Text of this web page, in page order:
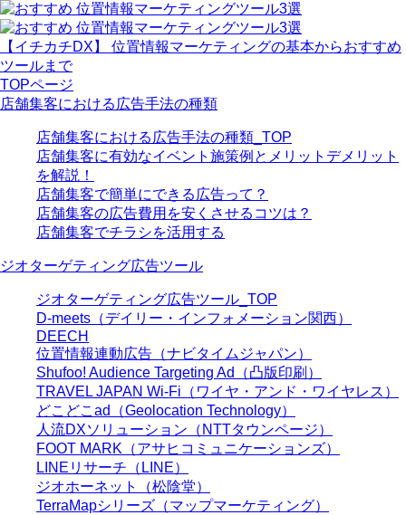
【イチカチDX】 位置情報マーケティングの基本からおすすめ
ツールまで
TOPページ
店舗集客における広告手法の種類
店舗集客における広告手法の種類_TOP
店舗集客に有効なイベント施策例とメリットデメリット
を解説！
店舗集客で簡単にできる広告って？
店舗集客の広告費用を安くさせるコツは？
店舗集客でチラシを活用する
ジオターゲティング広告ツール
ジオターゲティング広告ツール_TOP
D-meets（デイリー・インフォメーション関西）
DEECH
位置情報連動広告（ナビタイムジャパン）
Shufoo! Audience Targeting Ad（凸版印刷）
TRAVEL JAPAN Wi-Fi（ワイヤ・アンド・ワイヤレス）
どこどこad（Geolocation Technology）
人流DXソリューション（NTTタウンページ）
FOOT MARK（アサヒコミュニケーションズ）
LINEリサーチ（LINE）
ジオホーネット（松陰堂）
TerraMapシリーズ（マップマーケティング）